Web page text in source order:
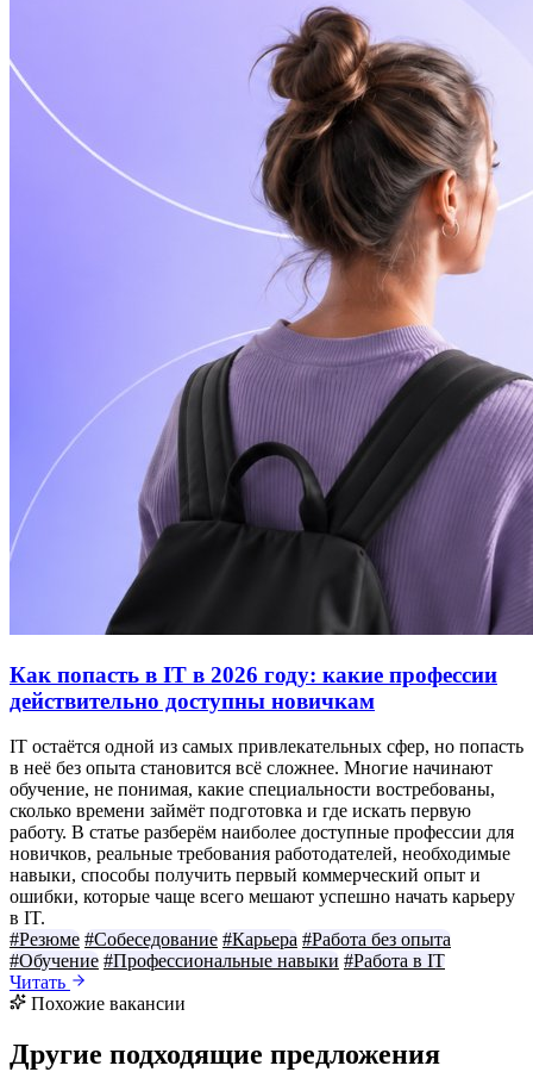
Как попасть в IT в 2026 году: какие профессии
действительно доступны новичкам
IT остаётся одной из самых привлекательных сфер, но попасть
в неё без опыта становится всё сложнее. Многие начинают
обучение, не понимая, какие специальности востребованы,
сколько времени займёт подготовка и где искать первую
работу. В статье разберём наиболее доступные профессии для
новичков, реальные требования работодателей, необходимые
навыки, способы получить первый коммерческий опыт и
ошибки, которые чаще всего мешают успешно начать карьеру
в IT.
#Резюме #Собеседование #Карьера #Работа без опыта
#Обучение #Профессиональные навыки #Работа в IT
Читать
Похожие вакансии
Другие подходящие предложения